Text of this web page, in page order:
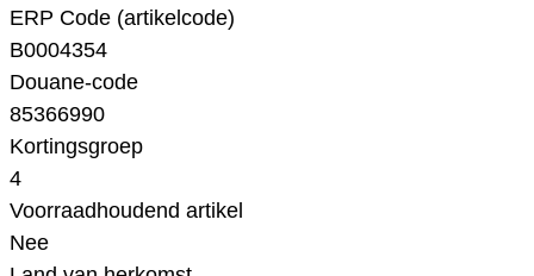
ERP Code (artikelcode)
B0004354
Douane-code
85366990
Kortingsgroep
4
Voorraadhoudend artikel
Nee